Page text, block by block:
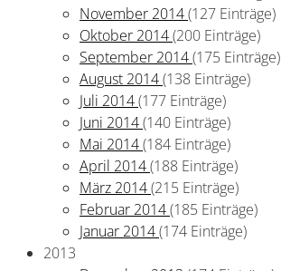
November 2014(127 Einträge)
Oktober 2014(200 Einträge)
September 2014(175 Einträge)
August 2014(138 Einträge)
Juli 2014(177 Einträge)
Juni 2014(140 Einträge)
Mai 2014(184 Einträge)
April 2014(188 Einträge)
März 2014(215 Einträge)
Februar 2014(185 Einträge)
Januar 2014(174 Einträge)
2013